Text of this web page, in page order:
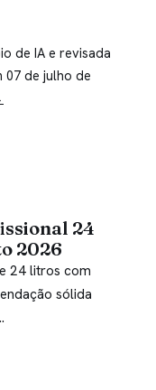
de IA e revisada
07 de julho de
24
2026
24 litros com
sólida